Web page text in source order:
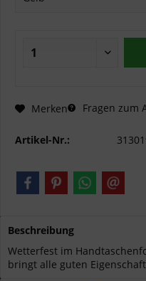
Merken Fragen zum
Artikel-Nr.:
Beschreibung
Wetterfest im
bringt alle guten